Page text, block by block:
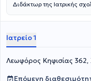
Διδάκτωρ της Ιατρικής
είναι να στέκεται
τους ενημέρωση, την
ασθενούς. Διαθέτει
πολυκεντρικές κλινικές
εφαρμόζει σύγχρονες και
προσεγγίσεις.
Ιατρείο 1
Λεωφόρος Κηφισίας
Επόμενη